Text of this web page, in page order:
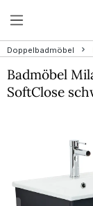
Zum
Doppelbadmöbel
Badmöbel
SoftClose